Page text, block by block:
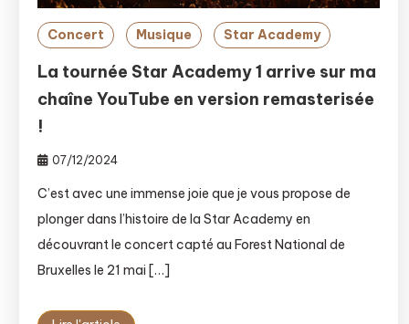
Concert Musique Star Academy
La tournée Star Academy 1 arrive sur ma
chaîne YouTube en version remasterisée
!
07/12/2024
C’est avec une immense joie que je vous propose de
plonger dans l’histoire de la Star Academy en
découvrant le concert capté au Forest National de
Bruxelles le 21 mai […]